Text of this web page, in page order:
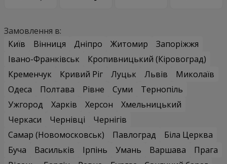
Замовлення в:
Київ
Вінниця Дніпро Житомир
Запоріжжя
Івано-Франківськ
Кропивницький (Кіровоград)
Кременчук
Кривий Ріг Луцьк Львів
Миколаїв
Одеса
Полтава Рівне Суми
Тернопіль
Ужгород
Харків Херсон
Хмельницький
Черкаси
Чернівці
Чернігів
Самар (Новомосковськ)
Павлоград
Біла Церква
Буча
Васильків Ірпінь Умань Варшава
Прага